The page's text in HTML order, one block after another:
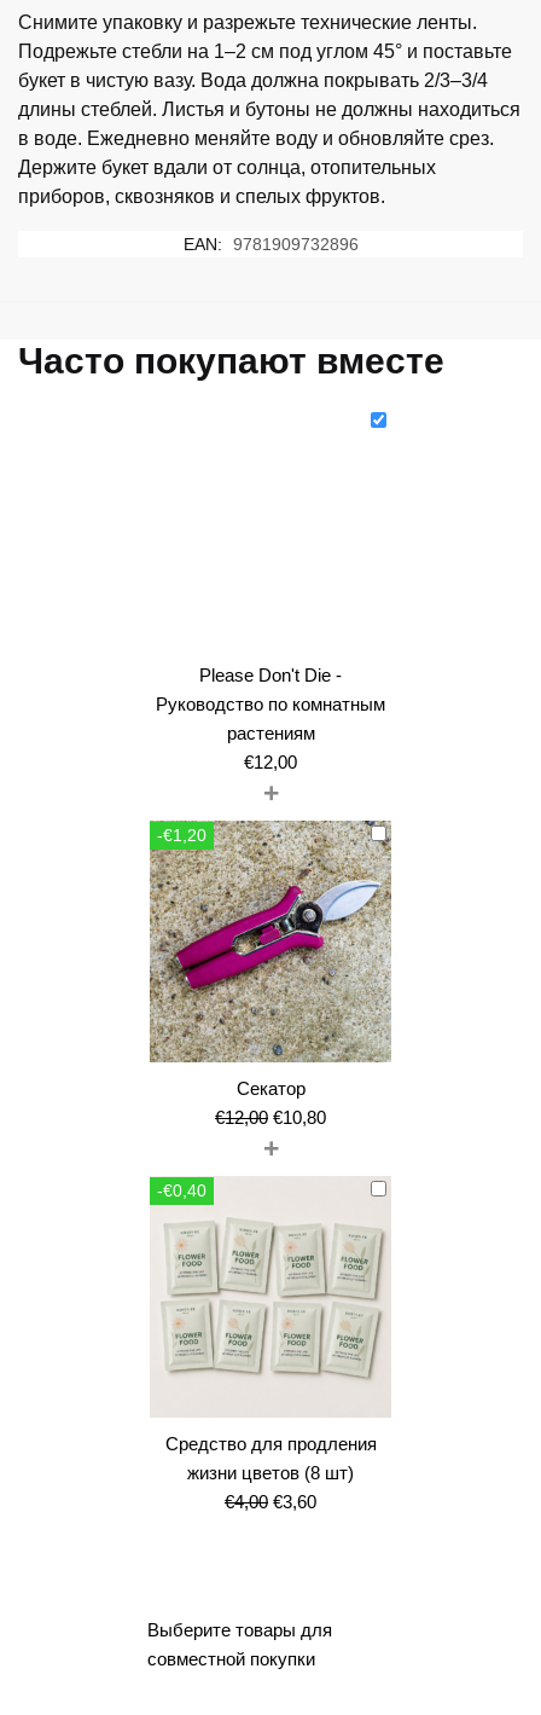
Снимите упаковку и разрежьте технические ленты.
Подрежьте стебли на 1–2 см под углом 45° и поставьте
букет в чистую вазу. Вода должна покрывать 2/3–3/4
длины стеблей. Листья и бутоны не должны находиться
в воде. Ежедневно меняйте воду и обновляйте срез.
Держите букет вдали от солнца, отопительных
приборов, сквозняков и спелых фруктов.
EAN: 9781909732896
Часто покупают вместе
Please Don't Die -
Руководство по комнатным
растениям
€12,00
+
-€1,20
Секатор
€12,00 Первоначальная
цена
составляла
€10,80Текущая
€10,80.
+
-€0,40
Средство для продления
жизни цветов (8 шт)
€4,00 Первоначальная
€3,60Текущая
Выберите товары для
совместной покупки